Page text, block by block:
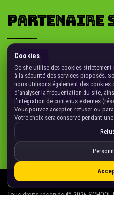
PARTENAIRE
CONFIDENTIALITÉ
Tous droits réservés © 2026 SCHOOL
Cookies
Ce site utilise des cookies strictement
à la sécurité des services proposés.
nous utilisons également des cookies
d’analyser la fréquentation du site,
l’intégration de contenus externes
Vous pouvez accepter, refuser ou
Votre choix sera conservé pendant
Gérer les cookies